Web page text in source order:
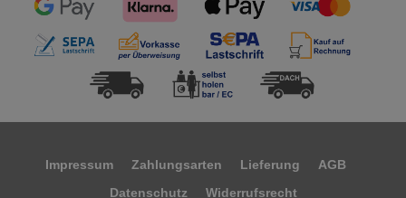
Impressum Zahlungsarten Lieferung
AGB
Datenschutz
Widerrufsrecht